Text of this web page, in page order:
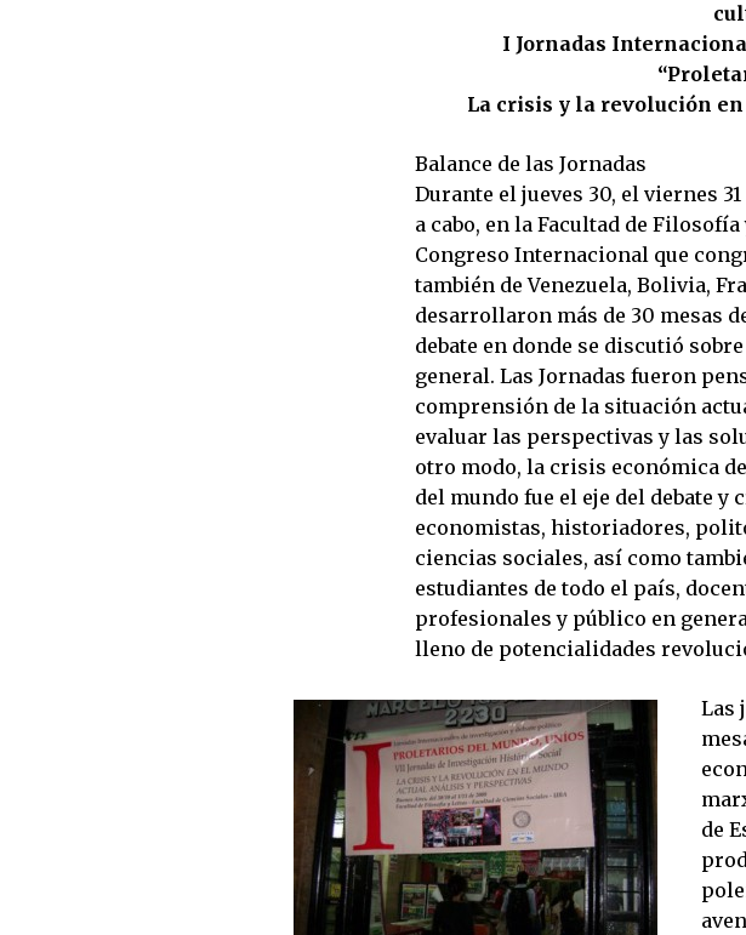
I Jornadas
La crisis y la revolución
Balance de las Jornadas
Durante el jueves 30, el viernes
a cabo, en la Facultad de
Congreso Internacional que
también de Venezuela, Bolivia,
desarrollaron más de 30 mesas
debate en donde se discutió
general. Las Jornadas fueron
comprensión de la situación
evaluar las perspectivas y las
otro modo, la crisis económica
del mundo fue el eje del debate
economistas, historiadores,
ciencias sociales, así como
estudiantes de todo el país,
profesionales y público en
lleno de potencialidades
Las
de